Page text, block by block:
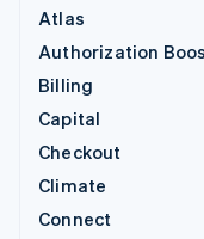
Atlas
Authorization
Billing
Capital
Checkout
Climate
Connect